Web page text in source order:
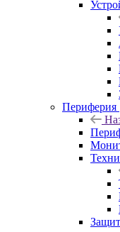
Периферия